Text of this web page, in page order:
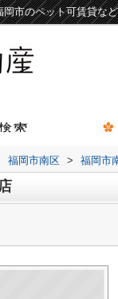
福岡市南区 > 福岡市